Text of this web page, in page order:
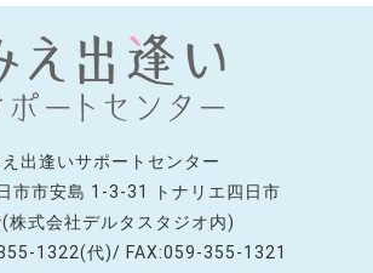
出逢いサポートセンター
市市安島 1-3-31 トナリエ四日市
株式会社デルタスタジオ内)
1322(代)/ FAX:059-355-1321